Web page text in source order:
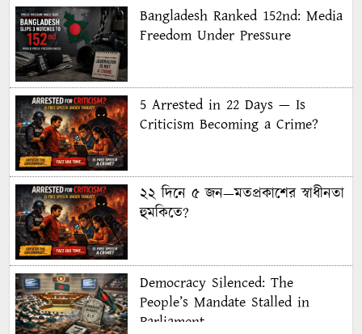
Bangladesh Ranked 152nd: Media
Freedom Under Pressure
5 Arrested in 22 Days — Is
Criticism Becoming a Crime?
২২ দিনে ৫ জন—মতপ্রকাশের স্বাধীনতা
হুমকিতে?
Democracy Silenced: The
People’s Mandate Stalled in
Parliament